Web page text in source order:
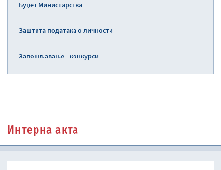
Буџет Министарства
Заштита података о личности
Запошљавање - конкурси
Интерна акта